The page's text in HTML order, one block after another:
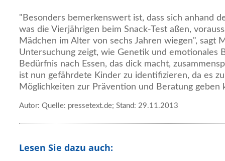
"Besonders bemerkenswert ist, dass sich anhand
was die Vierjährigen beim Snack-Test aßen,
Mädchen im Alter von sechs Jahren wiegen", sagt
Untersuchung zeigt, wie Genetik und emotionales
Bedürfnis nach Essen, das dick macht,
ist nun gefährdete Kinder zu identifizieren, da es
Möglichkeiten zur Prävention und Beratung geben
Autor: Quelle: pressetext.de; Stand: 29.11.2013
Lesen Sie dazu auch: